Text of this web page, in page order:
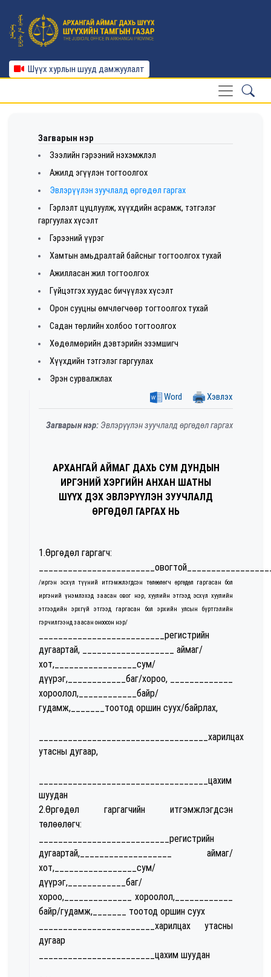
Шүүх хурлын шууд дамжуулалт
Загварын нэр
Зээлийн гэрээний нэхэмжлэл
Ажилд эгүүлэн тогтоолгох
Эвлэрүүлэн зуучлалд өргөдөл гаргах
Гэрлэлт цуцлуулж, хүүхдийн асрамж, тэтгэлэг
гаргуулах хүсэлт
Гэрээний үүрэг
Хамтын амьдралтай байсныг тогтоолгох тухай
Ажилласан жил тогтоолгох
Гүйцэтгэх хуудас бичүүлэх хүсэлт
Орон сууцны өмчлөгчөөр тогтоолгох тухай
Садан төрлийн холбоо тогтоолгох
Хөдөлмөрийн дэвтэрийн эзэмшигч
Хүүхдийн тэтгэлэг гаргуулах
Эрэн сурвалжлах
Word Хэвлэх
Загварын нэр: Эвлэрүүлэн зуучлалд өргөдөл гаргах
АРХАНГАЙ АЙМАГ ДАХЬ СУМ ДУНДЫН
ИРГЭНИЙ ХЭРГИЙН АНХАН ШАТНЫ
ШҮҮХ ДЭХ ЭВЛЭРҮҮЛЭН ЗУУЧЛАЛД
ӨРГӨДӨЛ ГАРГАХ НЬ
1.Өргөдөл гаргагч:
/иргэн эсхүл түүний итгэмжлэгдсэн төлөөлөгч өргөдөл гаргасан бол
иргэний үнэмлэхэд заасан овог нэр, хуулийн этгээд эсхүл хуулийн
этгээдийн эрхгүй этгээд гаргасан бол эрхийн улсын бүртгэлийн
гэрчилгээнд заасан оноосон нэр/
__________________________регистрийн
дугаартай, ___________________ аймаг/
хот,_________________сум/
дүүрэг,____________баг/хороо, _____________
хороолол,____________байр/
гудамж,_______тоотод оршин суух/байрлах,
___________________________________харилцах
утасны дугаар,
___________________________________цахим
шуудан
2.Өргөдөл гаргагчийн итгэмжлэгдсэн
төлөөлөгч:
___________________________регистрийн
дугаартай,___________________ аймаг/
хот,_________________сум/
дүүрэг,____________баг/
хороо,______________ хороолол,____________
байр/гудамж,_______ тоотод оршин суух
________________________харилцах утасны
дугаар
________________________цахим шуудан